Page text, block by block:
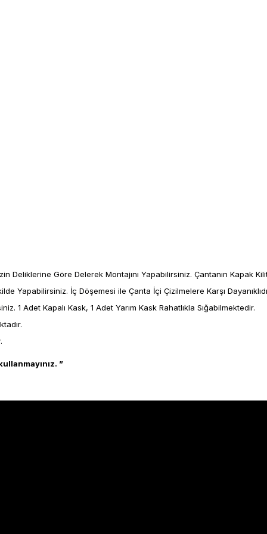
Deliklerine Göre Delerek Montajını Yapabilirsiniz. Çantanın Kapak
Yapabilirsiniz. İç Döşemesi ile Çanta İçi Çizilmelere Karşı
1 Adet Kapalı Kask, 1 Adet Yarım Kask Rahatlıkla Sığabilmektedir.
”